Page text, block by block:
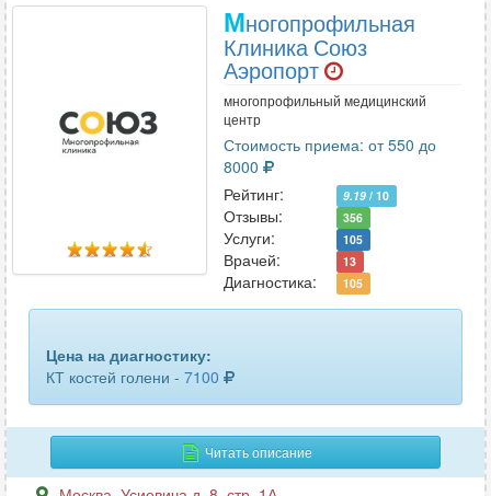
позвоночника (1 отдел)
почек и мочевыводящих путей
пояснично-крестцового отдела позвоночника
поясничного отдела позвоночника
предплечья
придаточных пазух носа
ребер
сердца
Многопрофильная
Клиника Союз
Аэропорт
многопрофильный медицинский
центр
Стоимость приема: от 550 до
8000
Рейтинг:
9.19 / 10
Отзывы: 356
Услуги: 105
Врачей: 13
Диагностика: 105
Цена на диагностику:
КТ костей голени - 7100
Читать описание